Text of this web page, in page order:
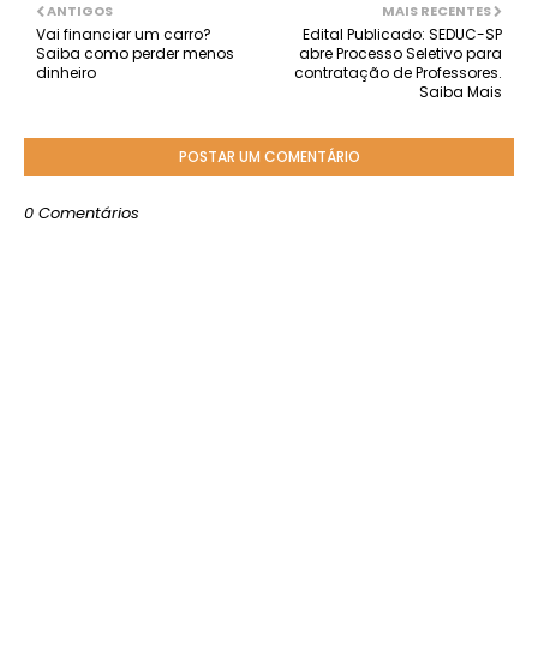
MAIS RECENTES
Edital Publicado: SEDUC-SP
abre Processo Seletivo para
contratação de Professores.
Saiba Mais
ANTIGOS
Vai financiar um carro?
Saiba como perder menos
dinheiro
POSTAR UM COMENTÁRIO
0 Comentários